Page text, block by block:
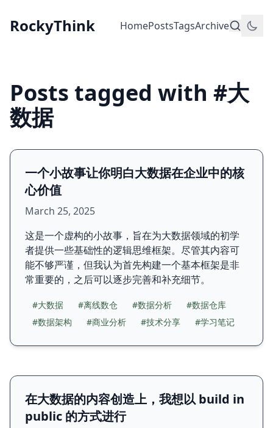
RockyThink HomePostsTagsArchive
Posts tagged with #大
数据
一个小故事让你明白大数据在企业中的核
心价值
March 25, 2025
这是一个虚构的小故事，旨在为大数据领域的初学
者提供一些基础性的逻辑思维框架。尽管其内容可
能不够严谨，但我认为首先构建一个基本框架是非
常重要的，之后可以逐步完善和补充细节。
#大数据 #离线数仓 #数据分析
#数据仓库
#数据架构
#商业分析 #技术分享 #学习笔记
在大数据的内容创造上，我想以 build in
public 的方式进行